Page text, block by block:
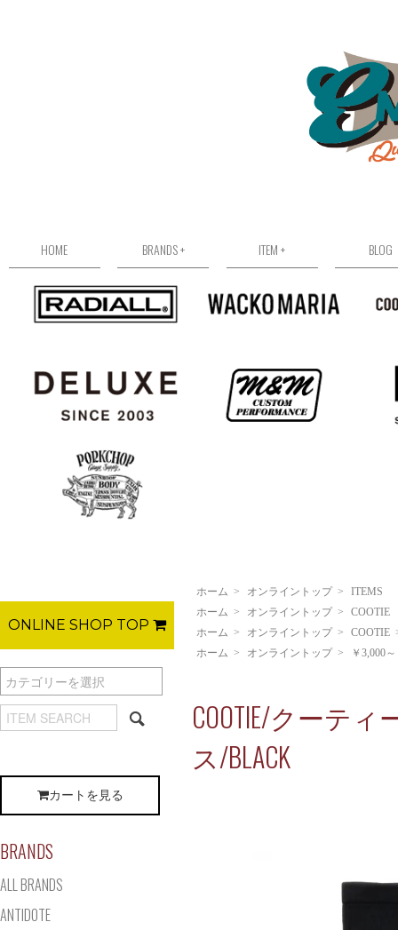
HOME BRANDS + ITEM + BLOG
ホーム > オンライントップ >
ITEMS
ホーム > オンライントップ >
COOTIE
ホーム > オンライントップ > COOTIE
ホーム > オンライントップ > ￥3,000
COOTIE/クーティ
ス/BLACK
ONLINE SHOP TOP
カートを見る
BRANDS
ALL BRANDS
ANTIDOTE